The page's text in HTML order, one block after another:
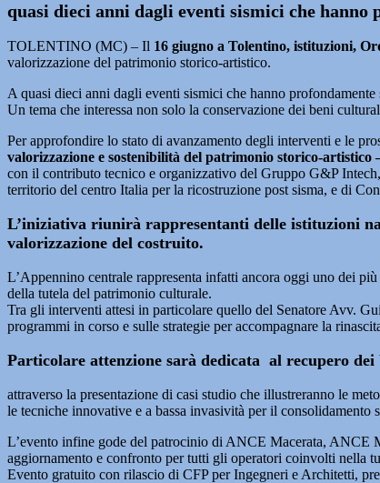
quasi dieci anni dagli eventi sismici che
TOLENTINO (MC) – Il 16 giugno a Tolentino, istituzioni,
valorizzazione del patrimonio storico-artistico.
A quasi dieci anni dagli eventi sismici che hanno
Un tema che interessa non solo la conservazione dei beni
Per approfondire lo stato di avanzamento degli interventi e le
valorizzazione e sostenibilità del patrimonio storico-artistico
con il contributo tecnico e organizzativo del Gruppo G&P
territorio del centro Italia per la ricostruzione post sisma, e di
L’iniziativa riunirà rappresentanti delle istituzioni
valorizzazione del costruito.
L’Appennino centrale rappresenta infatti ancora oggi uno dei
della tutela del patrimonio culturale.
Tra gli interventi attesi in particolare quello del Senatore Avv.
programmi in corso e sulle strategie per accompagnare la
Particolare attenzione sarà dedicata al recupero
attraverso la presentazione di casi studio che illustreranno le
le tecniche innovative e a bassa invasività per il
L’evento infine gode del patrocinio di ANCE Macerata, ANCE
aggiornamento e confronto per tutti gli operatori coinvolti nella
Evento gratuito con rilascio di CFP per Ingegneri e Architetti,